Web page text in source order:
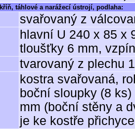
táhlové a narážecí ústrojí, podlaha:
svařovaný z
hlavní U 240 x 85 x
tloušťky 6 mm,
tvarovaný z plechu
kostra svařovaná,
boční sloupky (8
mm (boční stěny a
je ke kostře